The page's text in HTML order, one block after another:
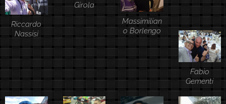
Girola
Massimilian
o Borlengo
Riccardo
Nassisi
Fabio
Gementi